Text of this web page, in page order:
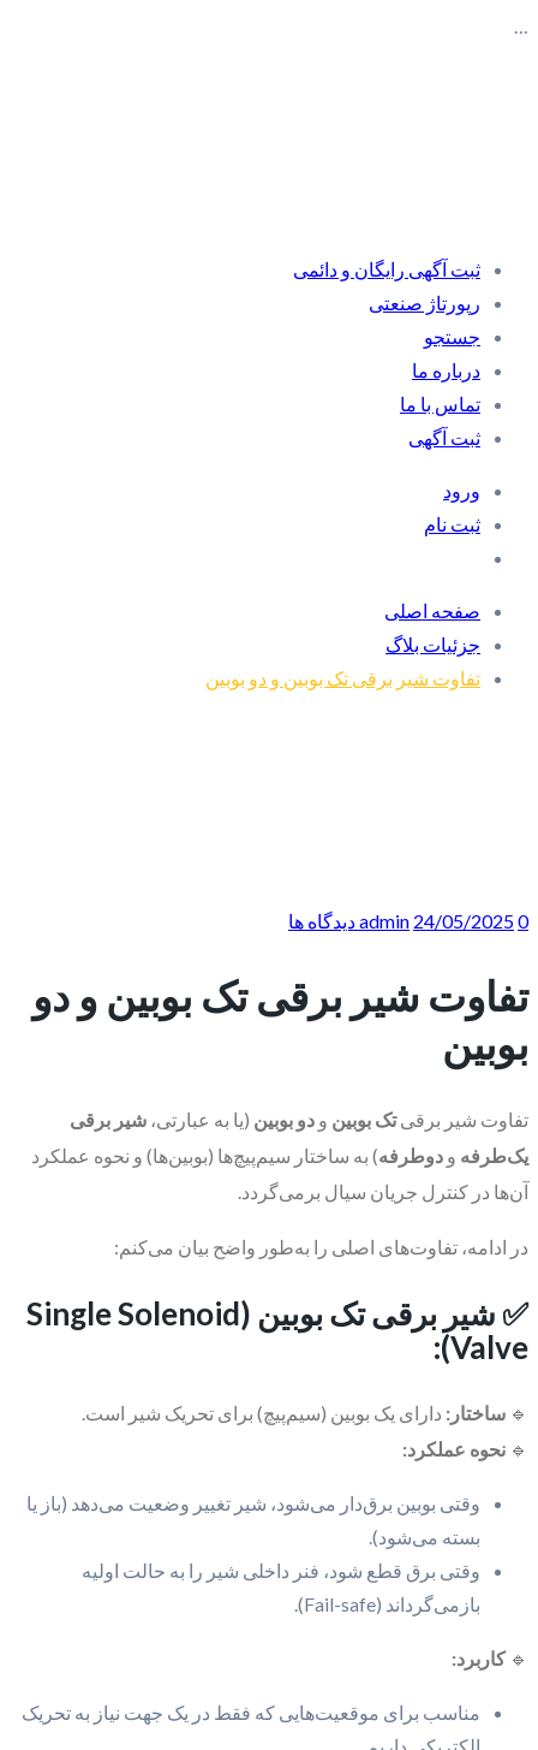
…
ثبت آگهی رایگان و دائمی
رپورتاژ صنعتی
جستجو
درباره ما
تماس با ما
ثبت آگهی
ورود
ثبت نام
صفحه اصلی
جزئیات بلاگ
تفاوت شیر برقی تک بوبین و دو بوبین
admin 24/05/20250 دیدگاه ها
تفاوت شیر برقی تک بوبین و دو
بوبین
تفاوت شیر برقیتک بوبین و دو بوبین (یا به عبارتی، شیر برقی
یک‌طرفه و دوطرفه) به ساختار سیم‌پیچ‌ها (بوبین‌ها) و نحوه عملکرد
آن‌ها در کنترل جریان سیال برمی‌گردد.
در ادامه، تفاوت‌های اصلی را به‌طور واضح بیان می‌کنم:
✅ شیر برقی تک بوبین (Single Solenoid
Valve):
🔹 ساختار: دارای یک بوبین (سیم‌پیچ) برای تحریک شیر است.
🔹 نحوه عملکرد:
وقتی بوبین برق‌دار می‌شود، شیر تغییر وضعیت می‌دهد (باز یا
بسته می‌شود).
وقتی برق قطع شود، فنر داخلی شیر را به حالت اولیه
بازمی‌گرداند (Fail-safe).
🔹کاربرد:
مناسب برای موقعیت‌هایی که فقط در یک جهت نیاز به تحریک